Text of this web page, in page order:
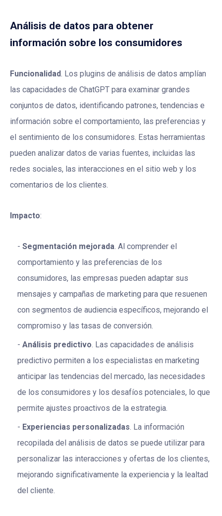
Análisis de datos para obtener
información sobre los consumidores
Funcionalidad. Los plugins de análisis de datos amplían
las capacidades de ChatGPT para examinar grandes
conjuntos de datos, identificando patrones, tendencias e
información sobre el comportamiento, las preferencias y
el sentimiento de los consumidores. Estas herramientas
pueden analizar datos de varias fuentes, incluidas las
redes sociales, las interacciones en el sitio web y los
comentarios de los clientes.
Impacto:
Segmentación mejorada. Al comprender el
comportamiento y las preferencias de los
consumidores, las empresas pueden adaptar sus
mensajes y campañas de marketing para que resuenen
con segmentos de audiencia específicos, mejorando el
compromiso y las tasas de conversión.
Análisis predictivo. Las capacidades de análisis
predictivo permiten a los especialistas en marketing
anticipar las tendencias del mercado, las necesidades
de los consumidores y los desafíos potenciales, lo que
permite ajustes proactivos de la estrategia.
Experiencias personalizadas. La información
recopilada del análisis de datos se puede utilizar para
personalizar las interacciones y ofertas de los clientes,
mejorando significativamente la experiencia y la lealtad
del cliente.